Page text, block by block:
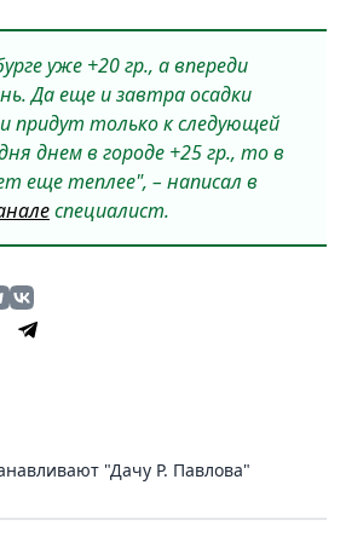
уже +20 гр., а впереди
Да еще и завтра осадки
придут только к следующей
днем в городе +25 гр., то в
еще теплее", – написал в
специалист.
"Дачу Р. Павлова"